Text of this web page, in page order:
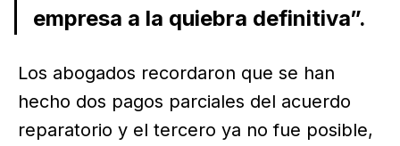
empresa a la quiebra definitiva”.
Los abogados recordaron que se han
hecho dos pagos parciales del acuerdo
reparatorio y el tercero ya no fue posible,